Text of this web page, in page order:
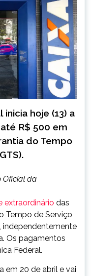
hoje (13) a
R$ 500 em
do Tempo
Oficial da
extraordinário das
Tempo de Serviço
independentemente
Os pagamentos
Federal.
em 20 de abril e vai